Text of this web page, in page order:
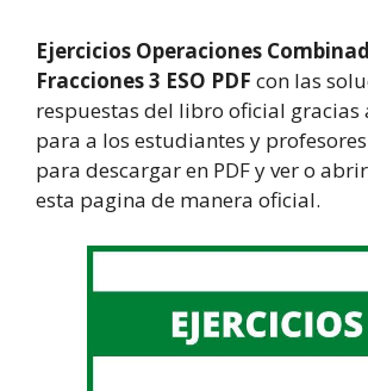
Ejercicios Operaciones
Fracciones 3 ESO PDF con las
respuestas del libro oficial
para a los estudiantes y
para descargar en PDF y ver o
esta pagina de manera oficial.